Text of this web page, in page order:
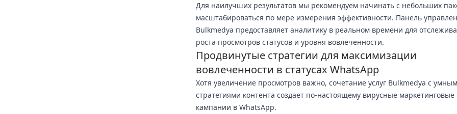
Для наилучших результатов мы рекомендуем начинать с небольших
масштабироваться по мере измерения эффективности. Панель
Bulkmedya предоставляет аналитику в реальном времени для
роста просмотров статусов и уровня вовлеченности.
Продвинутые стратегии для максимизации
вовлеченности в статусах WhatsApp
Хотя увеличение просмотров важно, сочетание услуг Bulkmedya с
стратегиями контента создает по-настоящему вирусные маркетинговые
кампании в WhatsApp.